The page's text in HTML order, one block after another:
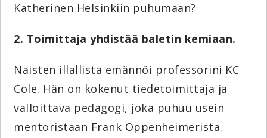
Katherinen Helsinkiin puhumaan?
2. Toimittaja yhdistää baletin kemiaan.
Naisten illallista emännöi professorini KC
Cole. Hän on kokenut tiedetoimittaja ja
valloittava pedagogi, joka puhuu usein
mentoristaan Frank Oppenheimerista.